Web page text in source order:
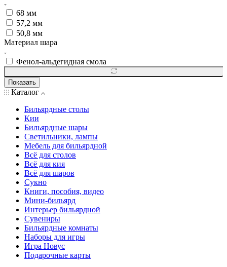
68 мм
57,2 мм
50,8 мм
Материал шара
Фенол-альдегидная смола
Показать
Каталог
Бильярдные столы
Кии
Бильярдные шары
Светильники, лампы
Мебель для бильярдной
Всё для столов
Всё для кия
Всё для шаров
Сукно
Книги, пособия, видео
Мини-бильярд
Интерьер бильярдной
Сувениры
Бильярдные комнаты
Наборы для игры
Игра Новус
Подарочные карты